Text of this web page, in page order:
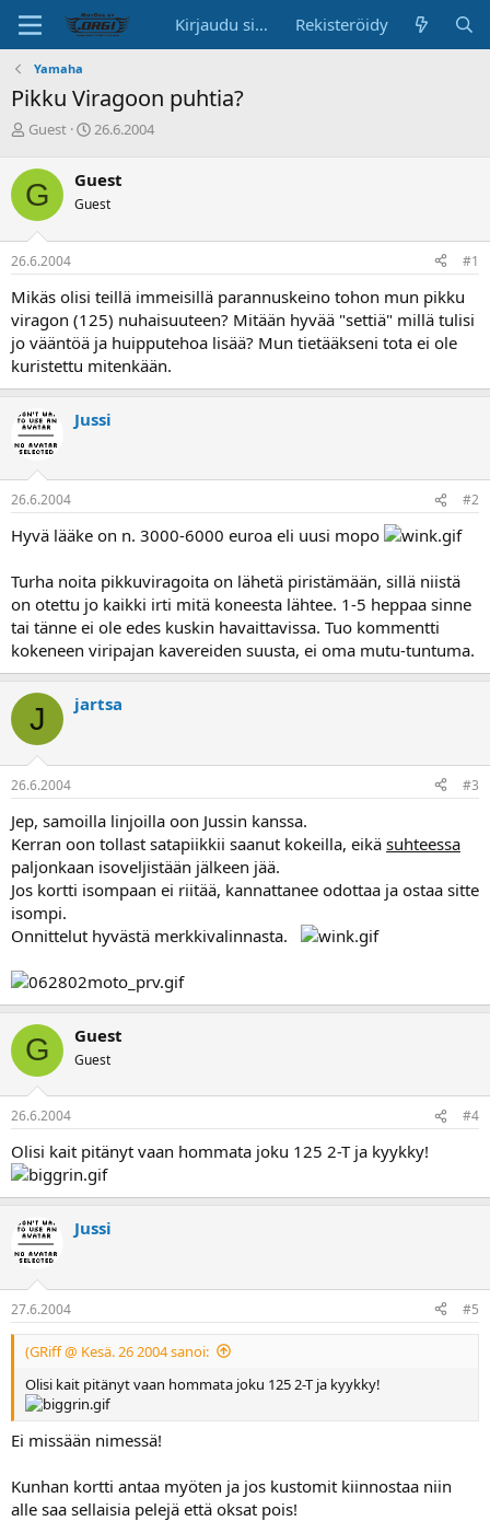
Kirjaudu sisään Rekisteröidy
Yamaha
Pikku Viragoon puhtia?
K
s
k
u
s
t
e
u
n
a
l
o
t
t
j
a
Guest
A
i
t
s
v
ä
26.6.2004
G Guest
Guest
26.6.2004 #1
Mikäs olisi teillä immeisillä parannuskeino tohon mun pikku
viragon (125) nuhaisuuteen? Mitään hyvää "settiä" millä tulisi
jo vääntöä ja huipputehoa lisää? Mun tietääkseni tota ei ole
kuristettu mitenkään.
Jussi
26.6.2004 #2
Hyvä lääke on n. 3000-6000 euroa eli uusi mopo
Turha noita pikkuviragoita on lähetä piristämään, sillä niistä
on otettu jo kaikki irti mitä koneesta lähtee. 1-5 heppaa sinne
tai tänne ei ole edes kuskin havaittavissa. Tuo kommentti
kokeneen viripajan kavereiden suusta, ei oma mutu-tuntuma.
J jartsa
26.6.2004 #3
Jep, samoilla linjoilla oon Jussin kanssa.
Kerran oon tollast satapiikkii saanut kokeilla, eikä suhteessa
paljonkaan isoveljistään jälkeen jää.
Jos kortti isompaan ei riitää, kannattanee odottaa ja ostaa sitte
isompi.
Onnittelut hyvästä merkkivalinnasta.
G Guest
Guest
26.6.2004 #4
Olisi kait pitänyt vaan hommata joku 125 2-T ja kyykky!
Jussi
27.6.2004 #5
(GRiff @ Kesä. 26 2004 sanoi:
Olisi kait pitänyt vaan hommata joku 125 2-T ja kyykky!
Ei missään nimessä!
Kunhan kortti antaa myöten ja jos kustomit kiinnostaa niin
alle saa sellaisia pelejä että oksat pois!